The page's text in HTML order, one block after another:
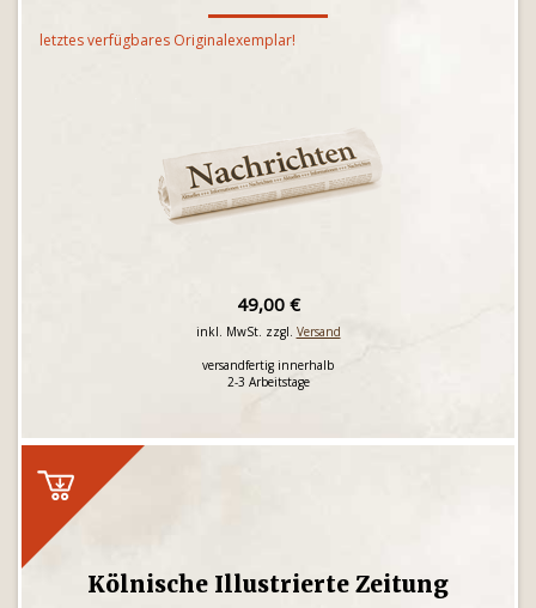
letztes verfügbares Originalexemplar!
49,00 €
inkl. MwSt. zzgl. Versand
versandfertig innerhalb
2-3 Arbeitstage
Kölnische Illustrierte Zeitung